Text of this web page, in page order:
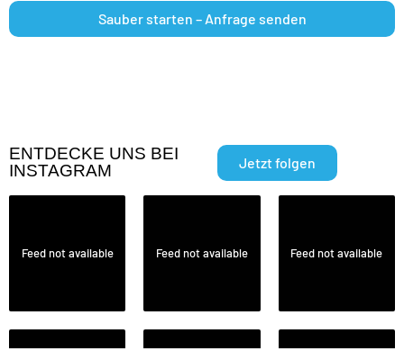
Sauber starten – Anfrage senden
ENTDECKE UNS BEI
INSTAGRAM
Jetzt folgen
Feed not available Feed not available Feed not available